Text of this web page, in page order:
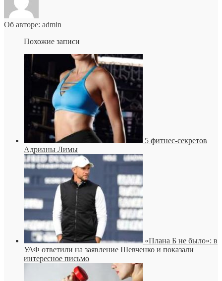
Об авторе: admin
Похожие записи
5 фитнес-секретов
Адрианы Лимы
«Плана Б не было»: в
УАФ ответили на заявление Шевченко и показали
интересное письмо